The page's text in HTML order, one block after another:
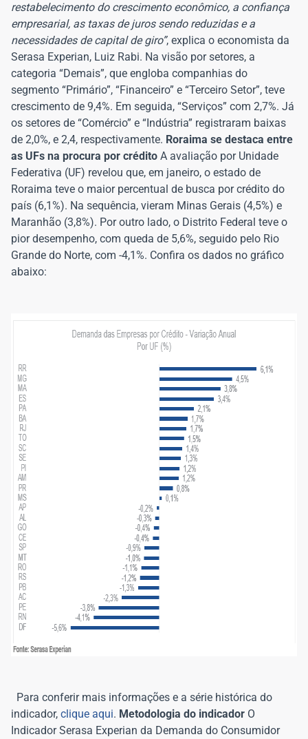
restabelecimento do crescimento econômico, a confiança
empresarial, as taxas de juros sendo reduzidas e a
necessidades de capital de giro”, explica o economista da
Serasa Experian, Luiz Rabi. Na visão por setores, a
categoria “Demais”, que engloba companhias do
segmento “Primário”, “Financeiro” e “Terceiro Setor”, teve
crescimento de 9,4%. Em seguida, “Serviços” com 2,7%. Já
os setores de “Comércio” e “Indústria” registraram baixas
de 2,0%, e 2,4, respectivamente. Roraima se destaca entre
as UFs na procura por crédito A avaliação por Unidade
Federativa (UF) revelou que, em janeiro, o estado de
Roraima teve o maior percentual de busca por crédito do
país (6,1%). Na sequência, vieram Minas Gerais (4,5%) e
Maranhão (3,8%). Por outro lado, o Distrito Federal teve o
pior desempenho, com queda de 5,6%, seguido pelo Rio
Grande do Norte, com -4,1%. Confira os dados no gráfico
abaixo:
Para conferir mais informações e a série histórica do
indicador, clique aqui. Metodologia do indicador O
Indicador Serasa Experian da Demanda do Consumidor